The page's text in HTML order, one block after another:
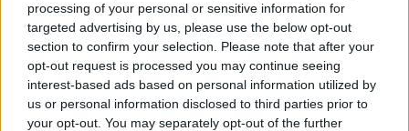
processing of your personal or sensitive information for
targeted advertising by us, please use the below opt-out
section to confirm your selection. Please note that after your
opt-out request is processed you may continue seeing
interest-based ads based on personal information utilized by
us or personal information disclosed to third parties prior to
your opt-out. You may separately opt-out of the further
Κόσμος|04.05.2025 18:20
Ντόναλντ Τραμπ για το
μεταναστευτικό: «Δεν ξέρω αν
πρέπει να τηρήσω το Σύνταγμα»